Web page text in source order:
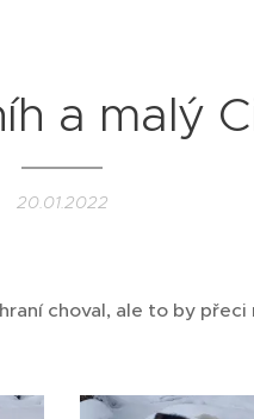
a malý
20.01.2022
choval, ale to by